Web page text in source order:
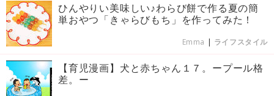
ひんやりい美味しい♪わらび餅で作る夏の簡
単おやつ「きゃらびもち」を作ってみた！
Emma | ライフスタイル
【育児漫画】犬と赤ちゃん１７。ープール格
差。ー